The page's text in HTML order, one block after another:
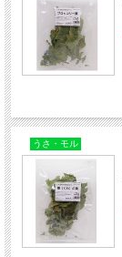
うさ・モル